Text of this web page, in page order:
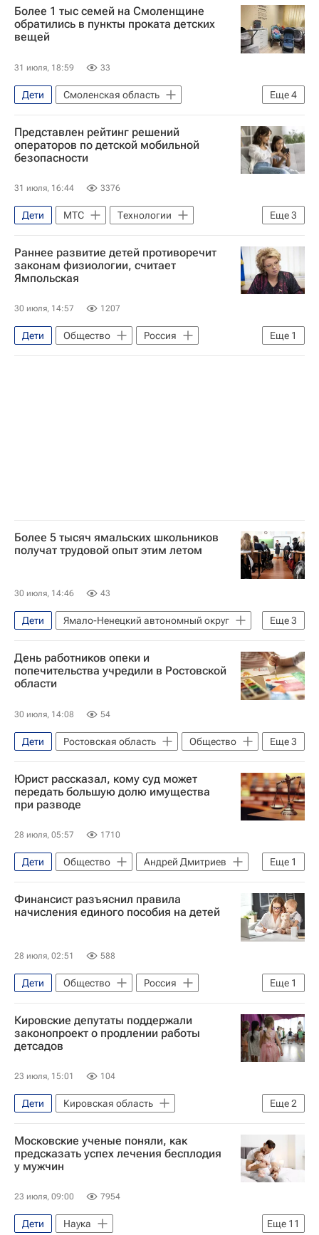
Более 1 тыс семей на Смоленщине
обратились в пункты проката детских
вещей
31 июля, 18:59 33
Еще4
Дети
Смоленская область
Смоленская область
Василий Анохин
Смоленск
Семья
Представлен рейтинг решений
операторов по детской мобильной
безопасности
31 июля, 16:44 3376
Еще3
Дети МТС
Технологии
мобильная связь
Общество
мошенники
Раннее развитие детей противоречит
законам физиологии, считает
Ямпольская
30 июля, 14:57 1207
Еще 1
Дети Общество
Россия
Елена Ямпольская
Более 5 тысяч ямальских школьников
получат трудовой опыт этим летом
30 июля, 14:46 43
Еще3
Дети
Ямало-Ненецкий автономный округ
Общество
Ямал
Дмитрий Артюхов
День работников опеки и
попечительства учредили в Ростовской
области
30 июля, 14:08 54
Еще3
Дети Ростовская область
Общество
Ростов
Защита
Опека и попечительство
Юрист рассказал, кому суд может
передать большую долю имущества
при разводе
28 июля, 05:57 1710
Еще 1
Дети Общество
Андрей Дмитриев
Семья
Финансист разъяснил правила
начисления единого пособия на детей
28 июля, 02:51 588
Еще 1
Дети Общество
Россия
Игорь Балынин
Кировские депутаты поддержали
законопроект о продлении работы
детсадов
23 июля, 15:01 104
Еще2
Дети
Кировская область
Александр Соколов
Киров
Московские ученые поняли, как
предсказать успех лечения бесплодия
у мужчин
23 июля, 09:00 7954
Еще 11
Дети
Наука